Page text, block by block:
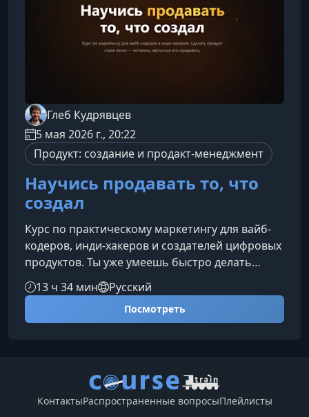
Глеб Кудрявцев
5 мая 2026 г., 20:22
Продукт: создание и продакт-менеджмент
Научись продавать то, что
создал
Курс по практическому маркетингу для вайб-
кодеров, инди‑хакеров и создателей цифровых
продуктов. Ты уже умеешь быстро делать
продукты — теперь пора научиться
превращать их в продажи. Без воды, сложных
терминов и бесконечных «теорий».Почему
хорошие продукты не продаютсяКаждый день
одними и теми же
проблемами:РастерянностьПродукт готов — а
что дальше? Посты в соцсетях, попыт
13 ч 34 мин Русский
Посмотреть
КонтактыРаспространенные вопросыПлейлисты